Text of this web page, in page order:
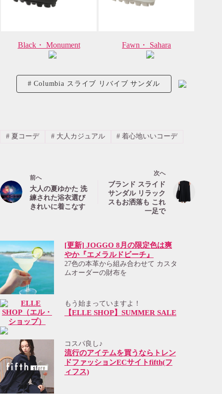
Black・ Monument Fawn・ Sahara
Columbia スライブ リバイブ サンダル
#夏コーデ #大人カジュアル # 着心地いいコーデ
前へ
大人の夏ゆかた 洗
練された浴衣選び
きれいに着こなす
次へ
ブランド スライド
サンダル リラック
スもお洒落も これ
一足で
[更新] JOGGO 8月の限定色は爽
やか『エメラルドビーチ』
27色の本革から組み合わせて カスタ
ムオーダーの財布を
もう始まっていますよ！
【ELLE SHOP】SUMMER SALE
コスパ良し♪
流行のアイテムを買うならトレン
ドファッションECサイトfifth(フ
ィフス)